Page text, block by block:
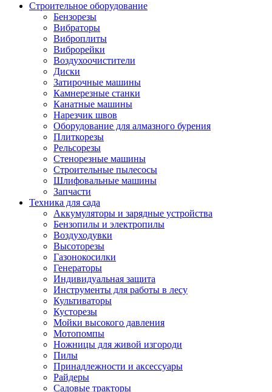
Строительное оборудование
Бензорезы
Вибраторы
Виброплиты
Виброрейки
Воздухоочистители
Диски
Затирочные машины
Камнерезные станки
Канатные машины
Нарезчик швов
Оборудование для алмазного бурения
Плиткорезы
Рельсорезы
Стенорезные машины
Строительные пылесосы
Шлифовальные машины
Запчасти
Техника для сада
Аккумуляторы и зарядные устройства
Бензопилы и электропилы
Воздуходувки
Высоторезы
Газонокосилки
Генераторы
Индивидуальная защита
Инструменты для работы в лесу
Культиваторы
Кусторезы
Мойки высокого давления
Мотопомпы
Ножницы для живой изгороди
Пилы
Принадлежности и аксессуары
Райдеры
Садовые тракторы